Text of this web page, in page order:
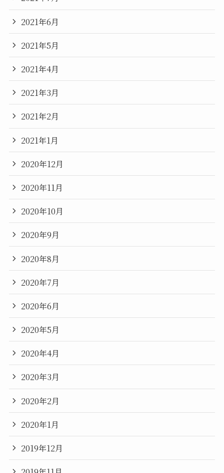
2021年6月
2021年5月
2021年4月
2021年3月
2021年2月
2021年1月
2020年12月
2020年11月
2020年10月
2020年9月
2020年8月
2020年7月
2020年6月
2020年5月
2020年4月
2020年3月
2020年2月
2020年1月
2019年12月